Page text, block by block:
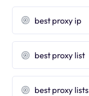
best proxy ip
best proxy list
best proxy lists